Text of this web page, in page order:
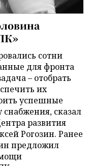
сотни
для фронта
– отобрать
их
успешные
сказал
развития
Рогозин. Ранее
предложил